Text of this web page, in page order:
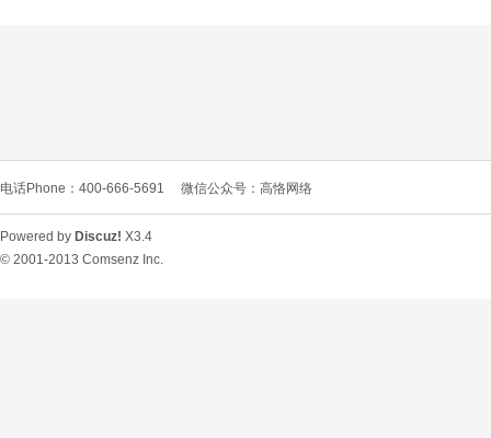
L
电话Phone：400-666-5691 微信公众号：高恪网络
Powered by Discuz! X3.4
© 2001-2013 Comsenz Inc.